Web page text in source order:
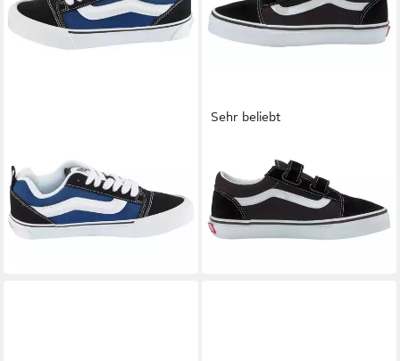
Kinder und Jugendliche
ab 56,99 € UVP75,00 €
-24%
Sehr beliebt
mit Klettverschluss für Kinder
44,99 € UVP65,00 €
-31%